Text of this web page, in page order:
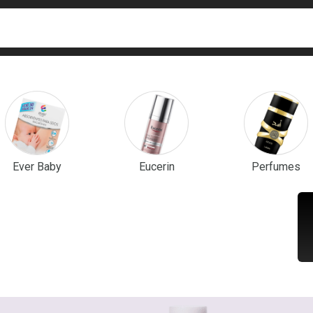
Destaque
Ever Baby Eucerin Perfumes